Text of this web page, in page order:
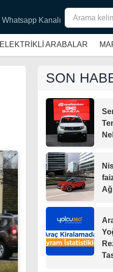
Whatsapp Kanalı
ELEKTRİKLİ ARABALAR
SON